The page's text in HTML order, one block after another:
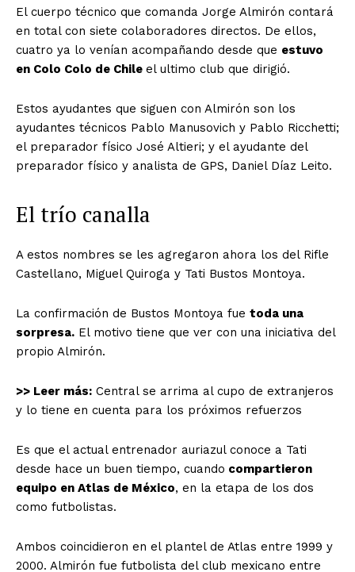
El cuerpo técnico que comanda Jorge Almirón contará
en total con siete colaboradores directos. De ellos,
cuatro ya lo venían acompañando desde que estuvo
en Colo Colo de Chile el ultimo club que dirigió.
Estos ayudantes que siguen con Almirón son los
ayudantes técnicos Pablo Manusovich y Pablo Ricchetti;
el preparador físico José Altieri; y el ayudante del
preparador físico y analista de GPS, Daniel Díaz Leito.
El trío canalla
A estos nombres se les agregaron ahora los del Rifle
Castellano, Miguel Quiroga y Tati Bustos Montoya.
La confirmación de Bustos Montoya fue toda una
sorpresa. El motivo tiene que ver con una iniciativa del
propio Almirón.
>> Leer más: Central se arrima al cupo de extranjeros
y lo tiene en cuenta para los próximos refuerzos
Es que el actual entrenador auriazul conoce a Tati
desde hace un buen tiempo, cuando compartieron
equipo en Atlas de México, en la etapa de los dos
como futbolistas.
Ambos coincidieron en el plantel de Atlas entre 1999 y
2000. Almirón fue futbolista del club mexicano entre